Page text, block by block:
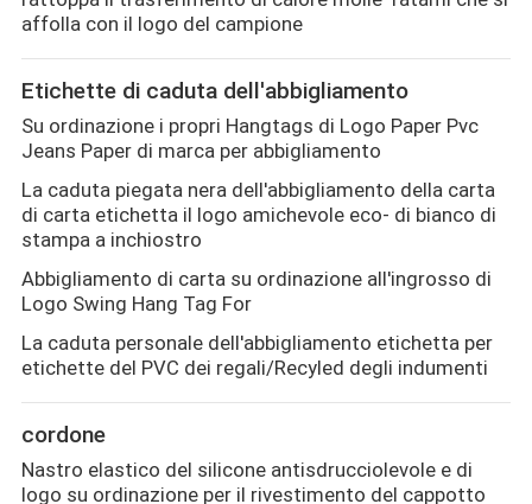
affolla con il logo del campione
Etichette di caduta dell'abbigliamento
Su ordinazione i propri Hangtags di Logo Paper Pvc
Jeans Paper di marca per abbigliamento
La caduta piegata nera dell'abbigliamento della carta
di carta etichetta il logo amichevole eco- di bianco di
stampa a inchiostro
Abbigliamento di carta su ordinazione all'ingrosso di
Logo Swing Hang Tag For
La caduta personale dell'abbigliamento etichetta per
etichette del PVC dei regali/Recyled degli indumenti
cordone
Nastro elastico del silicone antisdrucciolevole e di
logo su ordinazione per il rivestimento del cappotto